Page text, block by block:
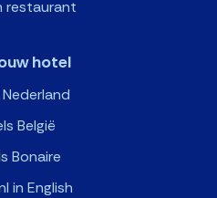
restaurant
hotel
België
Bonaire
in English